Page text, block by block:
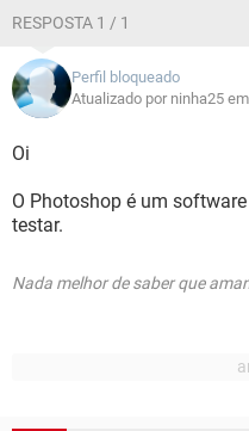
RESPOSTA 1 / 1
Perfil bloqueado
Atualizado por ninha25
Oi
O Photoshop é um
testar.
Nada melhor de saber que